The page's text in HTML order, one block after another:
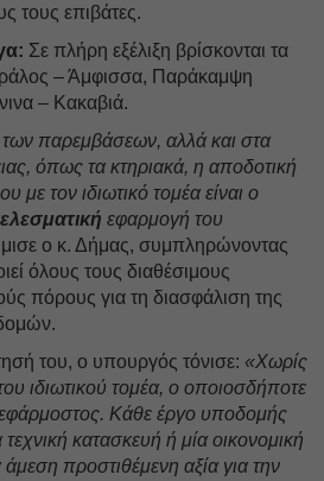
τους επιβάτες.
Σε πλήρη εξέλιξη βρίσκονται τα
– Άμφισσα, Παράκαμψη
– Κακαβιά.
παρεμβάσεων, αλλά και στα
όπως τα κτηριακά, η αποδοτική
με τον ιδιωτικό τομέα είναι ο
εφαρμογή του
ο κ. Δήμας, συμπληρώνοντας
όλους τους διαθέσιμους
πόρους για τη διασφάλιση της
του, ο υπουργός τόνισε: «Χωρίς
ιδιωτικού τομέα, ο οποιοσδήποτε
Κάθε έργο υποδομής
κατασκευή ή μία οικονομική
προστιθέμενη αξία για την